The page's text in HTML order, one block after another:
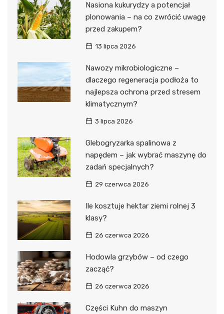
Nasiona kukurydzy a potencjał
plonowania – na co zwrócić uwagę
przed zakupem?
13 lipca 2026
Nawozy mikrobiologiczne –
dlaczego regeneracja podłoża to
najlepsza ochrona przed stresem
klimatycznym?
3 lipca 2026
Glebogryzarka spalinowa z
napędem – jak wybrać maszynę do
zadań specjalnych?
29 czerwca 2026
Ile kosztuje hektar ziemi rolnej 3
klasy?
26 czerwca 2026
Hodowla grzybów – od czego
zacząć?
26 czerwca 2026
Części Kuhn do maszyn